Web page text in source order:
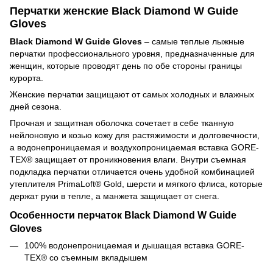
Перчатки женские Black Diamond W Guide
Gloves
Black Diamond W Guide Gloves – самые теплые лыжные
перчатки профессионального уровня, предназначенные для
женщин, которые проводят день по обе стороны границы
курорта.
Женские перчатки защищают от самых холодных и влажных
дней сезона.
Прочная и защитная оболочка сочетает в себе тканную
нейлоновую и козью кожу для растяжимости и долговечности,
а водонепроницаемая и воздухопроницаемая вставка GORE-
TEX® защищает от проникновения влаги. Внутри съемная
подкладка перчатки отличается очень удобной комбинацией
утеплителя PrimaLoft® Gold, шерсти и мягкого флиса, которые
держат руки в тепле, а манжета защищает от снега.
Особенности перчаток Black Diamond W Guide
Gloves
100% водонепроницаемая и дышащая вставка GORE-
TEX® со съемным вкладышем